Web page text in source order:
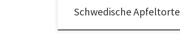
Schwedische Apfeltorte